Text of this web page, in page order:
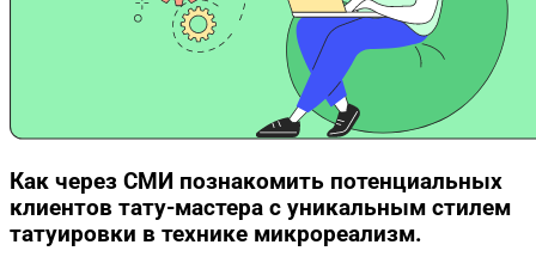
Как через СМИ познакомить потенциальных
клиентов тату-мастера с уникальным стилем
татуировки в технике микрореализм.